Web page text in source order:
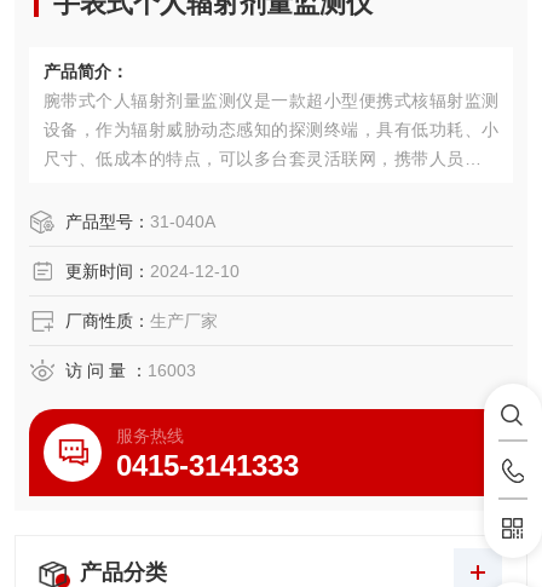
产品简介：
腕带式个人辐射剂量监测仪是一款超小型便携式核辐射监测
设备，作为辐射威胁动态感知的探测终端，具有低功耗、小
尺寸、低成本的特点，可以多台套灵活联网，携带人员实时
产品型号： 31-040A
更新时间： 2024-12-10
厂商性质： 生产厂家
访 问 量 ： 16003
服务热线
0415-3141333
产品分类